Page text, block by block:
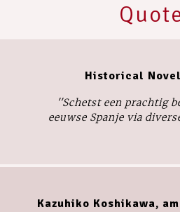
Historical
''Schetst een prachtig
eeuwse Spanje via
Kazuhiko Koshikawa,